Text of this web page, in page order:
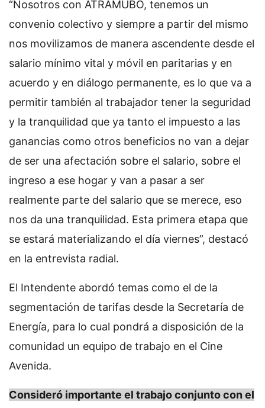
“Nosotros con ATRAMUBO, tenemos un
convenio colectivo y siempre a partir del mismo
nos movilizamos de manera ascendente desde el
salario mínimo vital y móvil en paritarias y en
acuerdo y en diálogo permanente, es lo que va a
permitir también al trabajador tener la seguridad
y la tranquilidad que ya tanto el impuesto a las
ganancias como otros beneficios no van a dejar
de ser una afectación sobre el salario, sobre el
ingreso a ese hogar y van a pasar a ser
realmente parte del salario que se merece, eso
nos da una tranquilidad. Esta primera etapa que
se estará materializando el día viernes”, destacó
en la entrevista radial.
El Intendente abordó temas como el de la
segmentación de tarifas desde la Secretaría de
Energía, para lo cual pondrá a disposición de la
comunidad un equipo de trabajo en el Cine
Avenida.
Consideró importante el trabajo conjunto con el